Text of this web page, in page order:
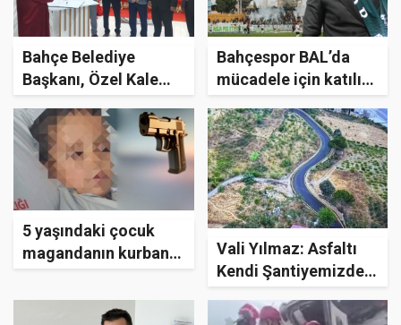
Bahçe Belediye
Başkanı, Özel Kalem
Kıydı
Bahçespor BAL’da
mücadele için katılım
5 yaşındaki çocuk
magandanın kurbanı
oldu
Vali Yılmaz: Asfaltı
Kendi Şantiyemizde